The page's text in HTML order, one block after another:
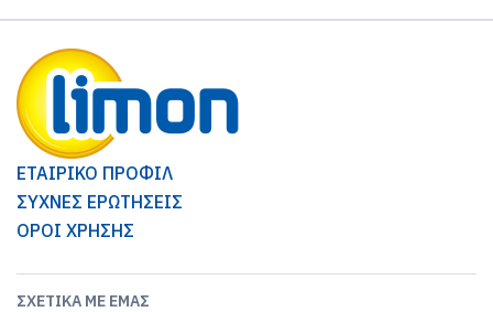
ΕΤΑΙΡΙΚΟ ΠΡΟΦΙΛ
ΣΥΧΝΕΣ ΕΡΩΤΗΣΕΙΣ
ΟΡΟΙ ΧΡΗΣΗΣ
ΣΧΕΤΙΚΆ ΜΕ ΕΜΆΣ